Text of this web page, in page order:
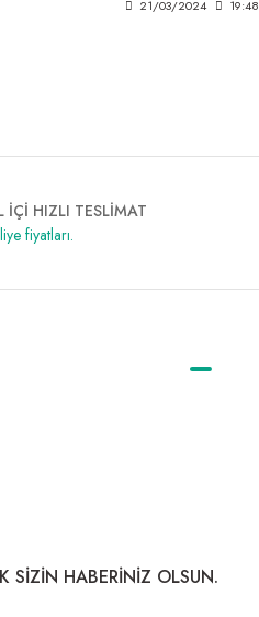
dayanıklı balkon yer döşeme çeşitleri,
21/03/2024 19:48
İÇİ HIZLI TESLİMAT
fiyatları.
SİZİN HABERİNİZ OLSUN.